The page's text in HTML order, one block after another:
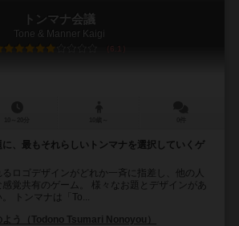
トンマナ会議
Tone & Manner Kaigi
6.1
、最もそれらしいトンマナを選択していくゲ
ロゴデザインがどれか一斉に指差し、他の人
覚共有のゲーム。 様々なお題とデザインがあ
トンマナは「To...
よう（Todono Tsumari Nonoyou）